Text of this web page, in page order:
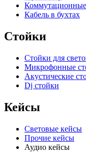
Кабель в бухтах
Стойки
Стойки для
Микрофонные
Акустические
Dj стойки
Кейсы
Световые кейсы
Прочие кейсы
Аудио кейсы